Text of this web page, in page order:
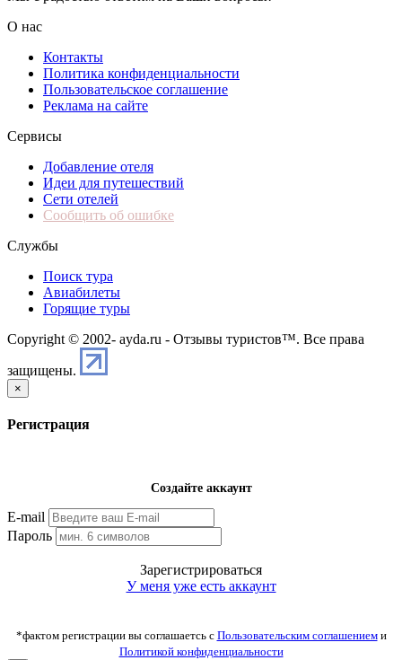
О нас
Контакты
Политика конфиденциальности
Пользовательское соглашение
Реклама на сайте
Сервисы
Добавление отеля
Идеи для путешествий
Сети отелей
Сообщить об ошибке
Службы
Поиск тура
Авиабилеты
Горящие туры
Copyright © 2002- ayda.ru - Отзывы туристов™. Все права
защищены.
×
Регистрация
Создайте аккаунт
E-mail
Пароль
Зарегистрироваться
У меня уже есть аккаунт
*фактом регистрации вы соглашаетсь с Пользовательским соглашениеми
Политикой конфиденциальности